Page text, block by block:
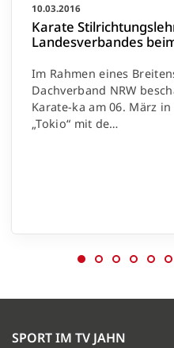
10.03.2016
Karate
Landesverbandes
Im Rahmen eines
Dachverband NRW
Karate-ka am 06. März
„Tokio“ mit de…
SPORT IM TV JAHN